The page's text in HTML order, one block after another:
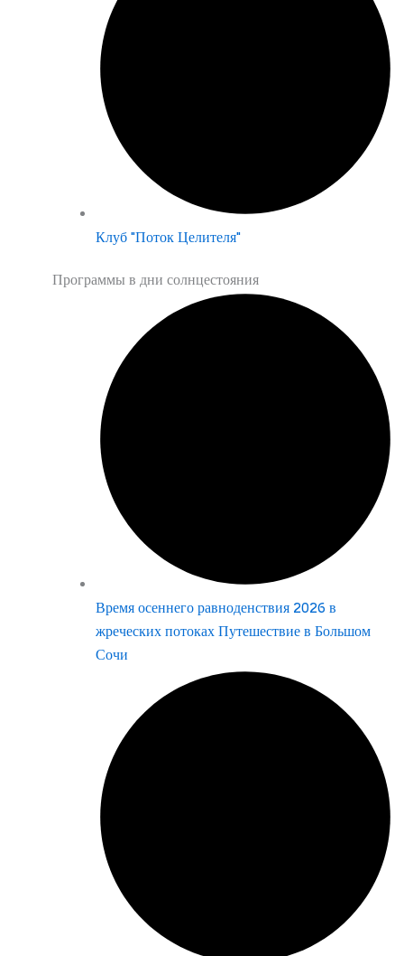
Клуб "Поток Целителя"
Программы в дни солнцестояния
Время осеннего равноденствия 2026 в
жреческих потоках Путешествие в Большом
Сочи